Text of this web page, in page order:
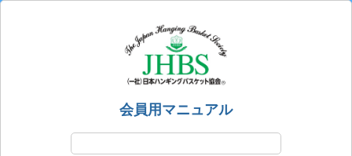
会員用マニュアル